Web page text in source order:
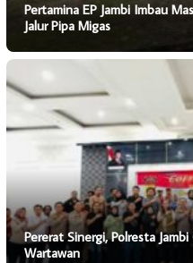
Pertamina EP Jambi Imbau
Jalur Pipa Migas
Pererat Sinergi, Polresta
Wartawan